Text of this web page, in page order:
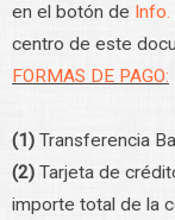
en el botón de Info.
centro de este
FORMAS DE PAGO:
(1) Transferencia
(2) Tarjeta de
importe total de la